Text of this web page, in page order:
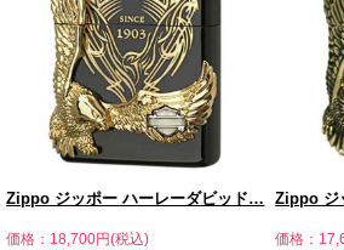
Zippo ジッポー ハーレーダビッド…
価格：18,700円(税込)
Zippo ジ
価格：